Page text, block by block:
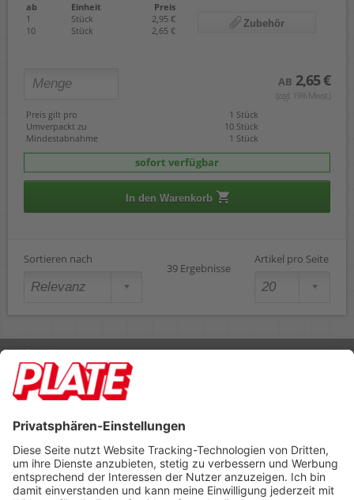
ab Einheit
Preis
1
Stück
2,95 €
10
Stück 2,65 €
Zubehör
AB 2,65 €
(zzgl. 19% Mwst.)
Preis gilt pro
1 Stück
Umverpackt zu
10 Stück
Mindestabnahme
1 Stück
sofort verfügbar
In den Warenkorb
Sortieren nach
39 Ergebnisse
Artikel pro Seite
Rufen Sie uns an 04298 401-0
Lieferbedingungen Impressum
Footer anzeigen
PLATE Büromaterial Vertriebs GmbH